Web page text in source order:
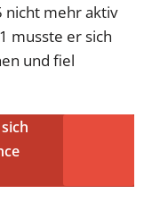
nicht mehr aktiv
musste er sich
und fiel